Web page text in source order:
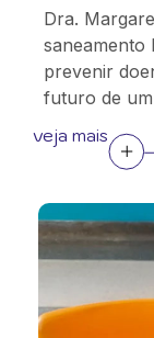
Dra.
saneamento
prevenir
futuro de
veja mais